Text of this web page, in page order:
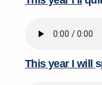
This year I will